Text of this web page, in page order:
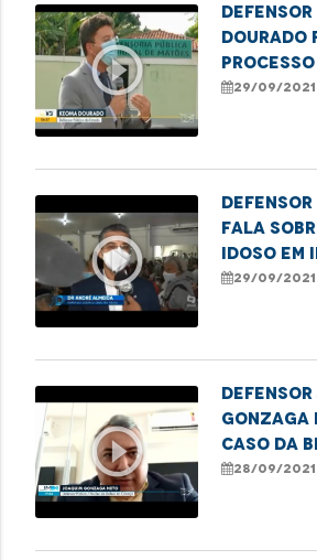
play_circle_outline
Defensor
Dourado
processo
29/09/2021
play_circle_outline
Defensor
fala
Idoso em
29/09/2021
play_circle_outline
Defensor
caso da
aguarda
28/09/2021